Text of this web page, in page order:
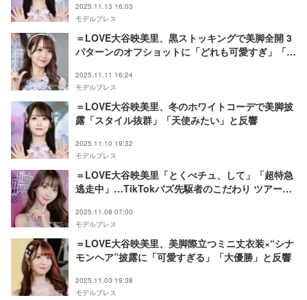
2025.11.13 16:03
モデルプレス
＝LOVE大谷映美里、黒ストッキングで美脚全開 3
パターンのオフショットに「どれも可愛すぎ」「ス
2025.11.11 16:24
モデルプレス
＝LOVE大谷映美里、冬のホワイトコーデで美脚披
露「スタイル抜群」「天使みたい」と反響
2025.11.10 19:32
モデルプレス
＝LOVE大谷映美里「とくべチュ、して」「超特急
逃走中」…TikTokバズ先駆者のこだわり ツアー中
たです」【モデルプレスインタビュー】
2025.11.08 07:00
モデルプレス
＝LOVE大谷映美里、美脚際立つミニ丈衣装×“シナ
モンヘア”披露に「可愛すぎる」「大優勝」と反響
2025.11.03 19:38
モデルプレス